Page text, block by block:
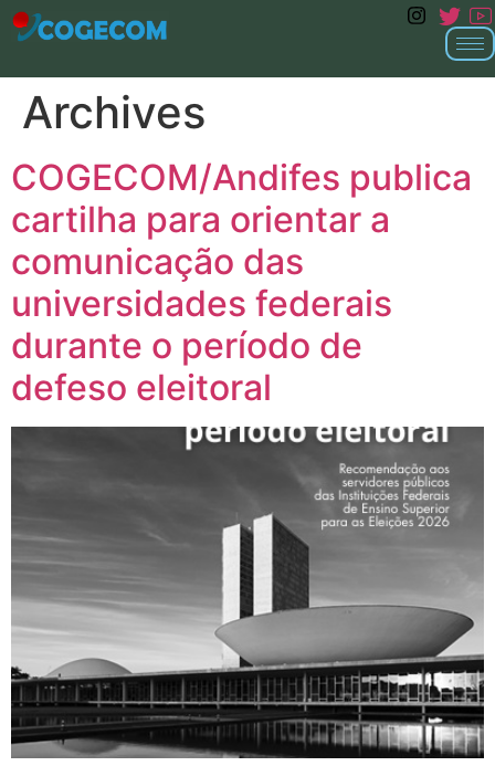
Archives
COGECOM/Andifes publica
cartilha para orientar a
comunicação das
universidades federais
durante o período de
defeso eleitoral